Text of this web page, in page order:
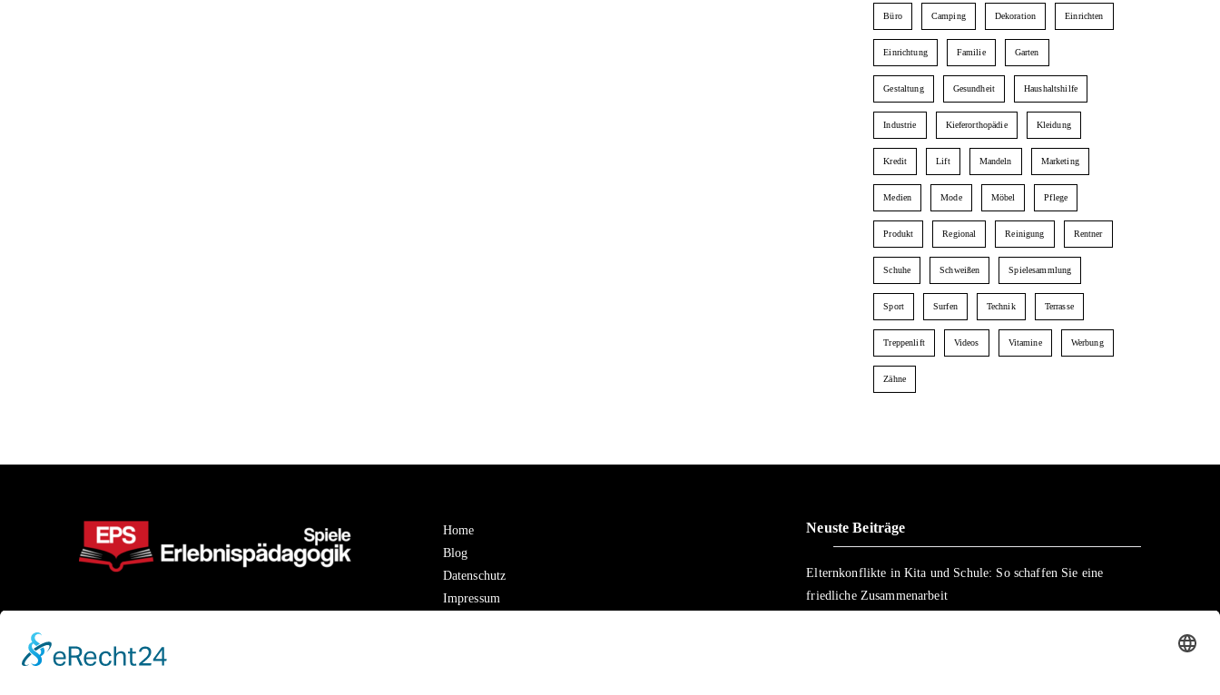
Büro Camping Dekoration Einrichten
Einrichtung Familie Garten
Gestaltung Gesundheit Haushaltshilfe
Industrie Kieferorthopädie Kleidung
Kredit Lift Mandeln Marketing
Medien Mode Möbel Pflege
Produkt Regional Reinigung Rentner
Schuhe Schweißen Spielesammlung
Sport Surfen Technik Terrasse
Treppenlift Videos Vitamine Werbung
Zähne
Home
Blog
Datenschutz
Impressum
Neuste Beiträge
Elternkonflikte in Kita und Schule: So schaffen Sie eine
friedliche Zusammenarbeit